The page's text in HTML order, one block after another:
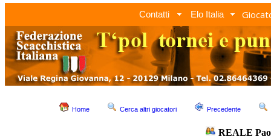
Contatti Elo Italia
Home Cerca altri giocatori Precedente
REALE